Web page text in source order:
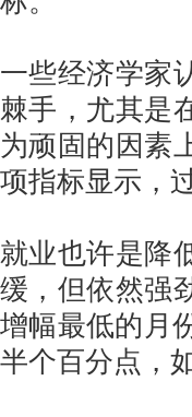
一些经济学家
棘手，尤其是
为顽固的因素
项指标显示，
就业也许是降
缓，但依然强
增幅最低的月
半个百分点，